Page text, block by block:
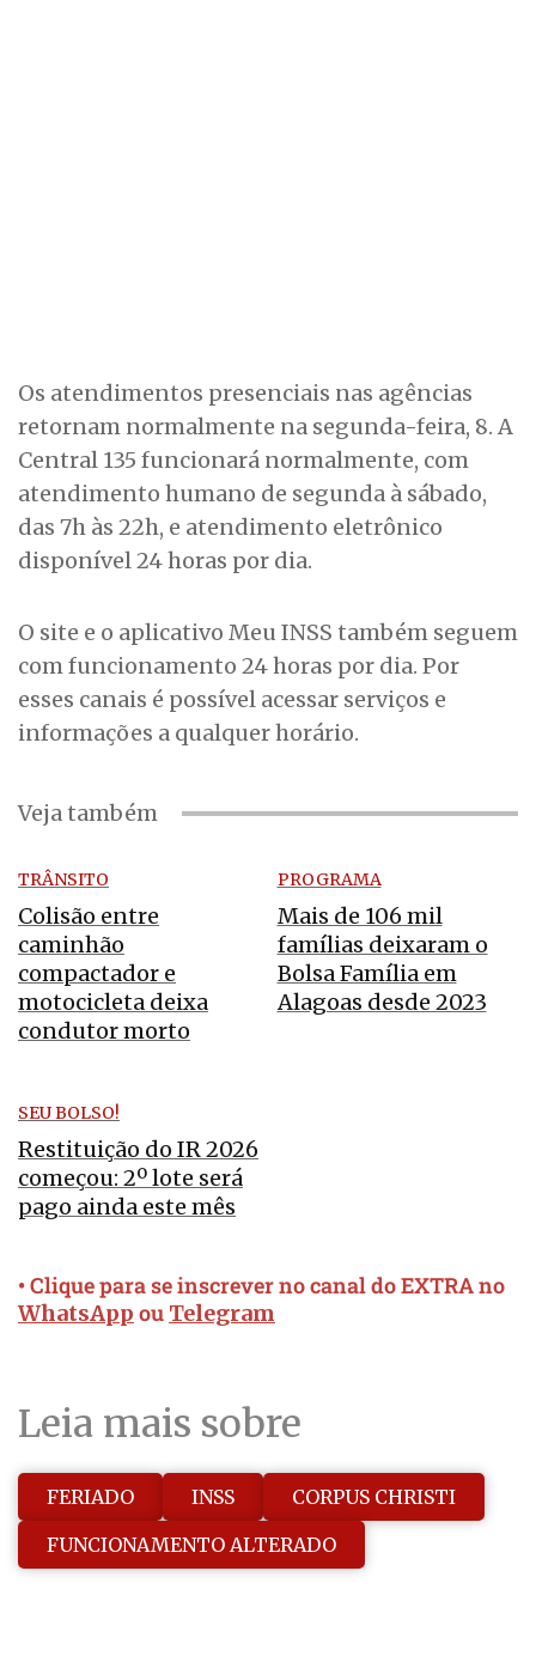
Os atendimentos presenciais nas agências
retornam normalmente na segunda-feira, 8. A
Central 135 funcionará normalmente, com
atendimento humano de segunda à sábado,
das 7h às 22h, e atendimento eletrônico
disponível 24 horas por dia.
O site e o aplicativo Meu INSS também seguem
com funcionamento 24 horas por dia. Por
esses canais é possível acessar serviços e
informações a qualquer horário.
Veja também
TRÂNSITO
Colisão entre
caminhão
compactador e
motocicleta deixa
condutor morto
PROGRAMA
Mais de 106 mil
famílias deixaram o
Bolsa Família em
Alagoas desde 2023
SEU BOLSO!
Restituição do IR 2026
começou: 2º lote será
pago ainda este mês
• Clique para se inscrever no canal do EXTRA no
WhatsApp ou Telegram
Leia mais sobre
FERIADO INSS
CORPUS CHRISTI
FUNCIONAMENTO ALTERADO